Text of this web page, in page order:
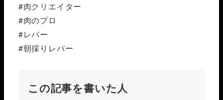
#肉クリエイター
#肉のプロ
#レバー
#朝採りレバー
この記事を書いた人